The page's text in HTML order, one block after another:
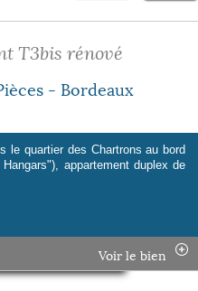
T3bis rénové
- Bordeaux
le quartier des Chartrons au bord
appartement duplex de
Voir le bien